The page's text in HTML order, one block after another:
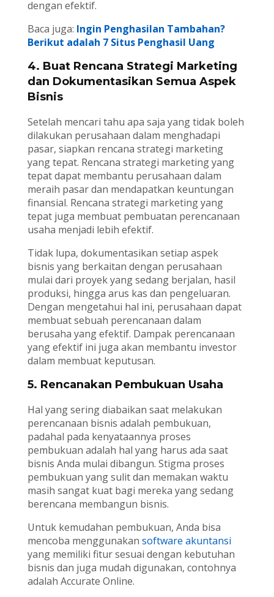
dengan efektif.
Baca juga: Ingin Penghasilan Tambahan?
Berikut adalah 7 Situs Penghasil Uang
4. Buat Rencana Strategi Marketing
dan Dokumentasikan Semua Aspek
Bisnis
Setelah mencari tahu apa saja yang tidak boleh
dilakukan perusahaan dalam menghadapi
pasar, siapkan rencana strategi marketing
yang tepat. Rencana strategi marketing yang
tepat dapat membantu perusahaan dalam
meraih pasar dan mendapatkan keuntungan
finansial. Rencana strategi marketing yang
tepat juga membuat pembuatan perencanaan
usaha menjadi lebih efektif.
Tidak lupa, dokumentasikan setiap aspek
bisnis yang berkaitan dengan perusahaan
mulai dari proyek yang sedang berjalan, hasil
produksi, hingga arus kas dan pengeluaran.
Dengan mengetahui hal ini, perusahaan dapat
membuat sebuah perencanaan dalam
berusaha yang efektif. Dampak perencanaan
yang efektif ini juga akan membantu investor
dalam membuat keputusan.
5. Rencanakan Pembukuan Usaha
Hal yang sering diabaikan saat melakukan
perencanaan bisnis adalah pembukuan,
padahal pada kenyataannya proses
pembukuan adalah hal yang harus ada saat
bisnis Anda mulai dibangun. Stigma proses
pembukuan yang sulit dan memakan waktu
masih sangat kuat bagi mereka yang sedang
berencana membangun bisnis.
Untuk kemudahan pembukuan, Anda bisa
mencoba menggunakan software akuntansi
yang memiliki fitur sesuai dengan kebutuhan
bisnis dan juga mudah digunakan, contohnya
adalah Accurate Online.